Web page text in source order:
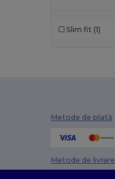
Slim fit (1)
Metode de plată
Metode de livrare